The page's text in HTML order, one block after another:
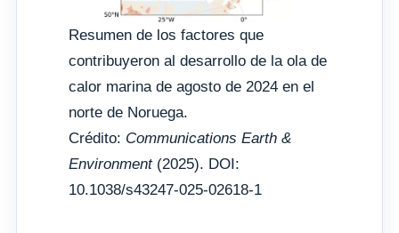
Resumen de los factores que
contribuyeron al desarrollo de la ola de
calor marina de agosto de 2024 en el
norte de Noruega.
Crédito: Communications Earth &
Environment(2025). DOI:
10.1038/s43247-025-02618-1